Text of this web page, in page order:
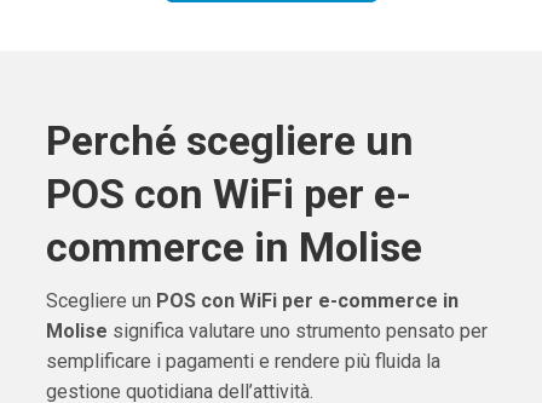
Perché scegliere un
POS con WiFi per e-
commerce in Molise
Scegliere un POS con WiFi per e-commerce in
Molise significa valutare uno strumento pensato per
semplificare i pagamenti e rendere più fluida la
gestione quotidiana dell’attività.